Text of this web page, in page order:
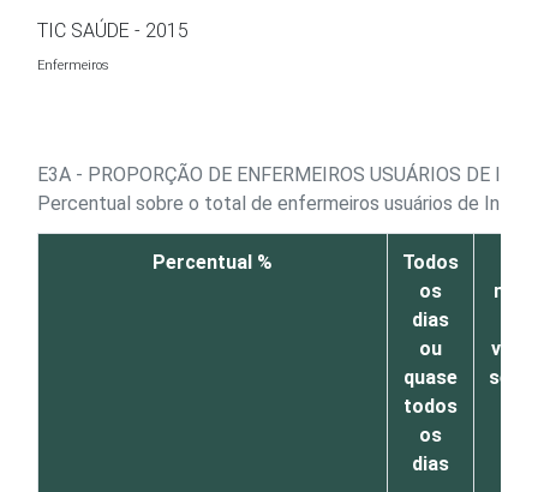
Ir para o conteúdo
TIC SAÚDE - 2015
Enfermeiros
E3A - PROPORÇÃO DE ENFERMEIROS USUÁRIOS DE
Percentual sobre o total de enfermeiros usuários de
Percentual %
Todos
os
dias
ou
quase
todos
os
dias
vez